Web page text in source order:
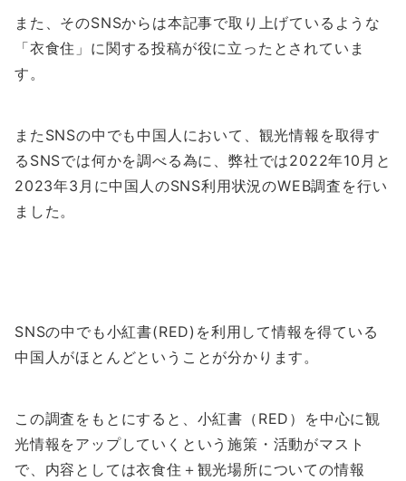
また、そのSNSからは本記事で取り上げているような
「衣食住」に関する投稿が役に立ったとされていま
す。
またSNSの中でも中国人において、観光情報を取得す
るSNSでは何かを調べる為に、弊社では2022年10月と
2023年3月に中国人のSNS利用状況のWEB調査を行い
ました。
SNSの中でも小紅書(RED)を利用して情報を得ている
中国人がほとんどということが分かります。
この調査をもとにすると、小紅書（RED）を中心に観
光情報をアップしていくという施策・活動がマスト
で、内容としては衣食住＋観光場所についての情報